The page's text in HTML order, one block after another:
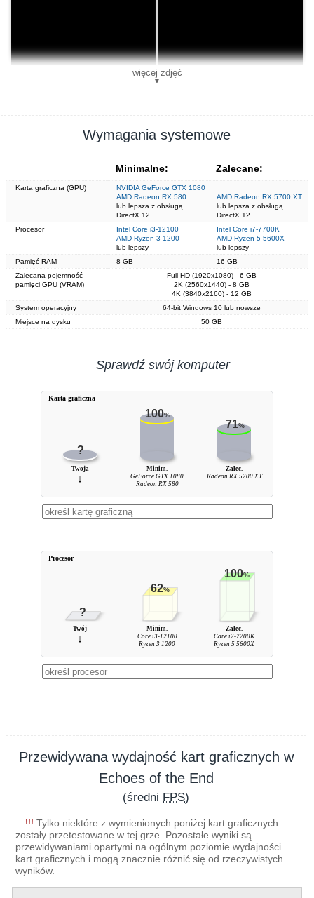
więcej zdjęć
▼
Wymagania systemowe
Minimalne: Zalecane:
Karta graficzna (GPU)
NVIDIA GeForce GTX 1080
AMD Radeon RX 580
lub lepsza z obsługą
DirectX 12
AMD Radeon RX 5700 XT
lub lepsza z obsługą
DirectX 12
Procesor
Intel Core i3-12100
AMD Ryzen 3 1200
lub lepszy
Intel Core i7-7700K
AMD Ryzen 5 5600X
lub lepszy
Pamięć RAM
8 GB
16 GB
Zalecana pojemność
pamięci GPU (VRAM)
Full HD (1920x1080) - 6 GB
2K (2560x1440) - 8 GB
4K (3840x2160) - 12 GB
System operacyjny
64-bit Windows 10 lub nowsze
Miejsce na dysku
50 GB
Sprawdź swój komputer
?
100%
71%
Twoja
↓
Minim.
GeForce GTX 1080
Radeon RX 580
Zalec.
Radeon RX 5700 XT
Karta graficzna
?
62%
100%
Twój
↓
Minim.
Core i3-12100
Ryzen 3 1200
Zalec.
Core i7-7700K
Ryzen 5 5600X
Procesor
Przewidywana wydajność kart graficznych w
Echoes of the End
(średni FPS)
!!! Tylko niektóre z wymienionych poniżej kart graficznych
zostały przetestowane w tej grze. Pozostałe wyniki są
przewidywaniami opartymi na ogólnym poziomie wydajności
kart graficznych i mogą znacznie różnić się od rzeczywistych
wyników.